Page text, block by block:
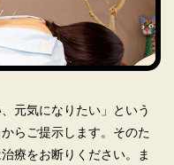
元気になりたい」という
らご提示します。そのた
療をお断りください。ま